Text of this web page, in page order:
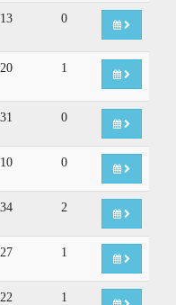
13 0
20 1
31 0
10 0
34 2
27 1
22 1